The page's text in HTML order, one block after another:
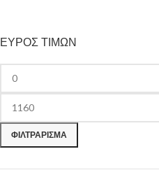
ΕΥΡΟΣ ΤΙΜΩΝ
ΦΙΛΤΡΆΡΙΣΜΑ